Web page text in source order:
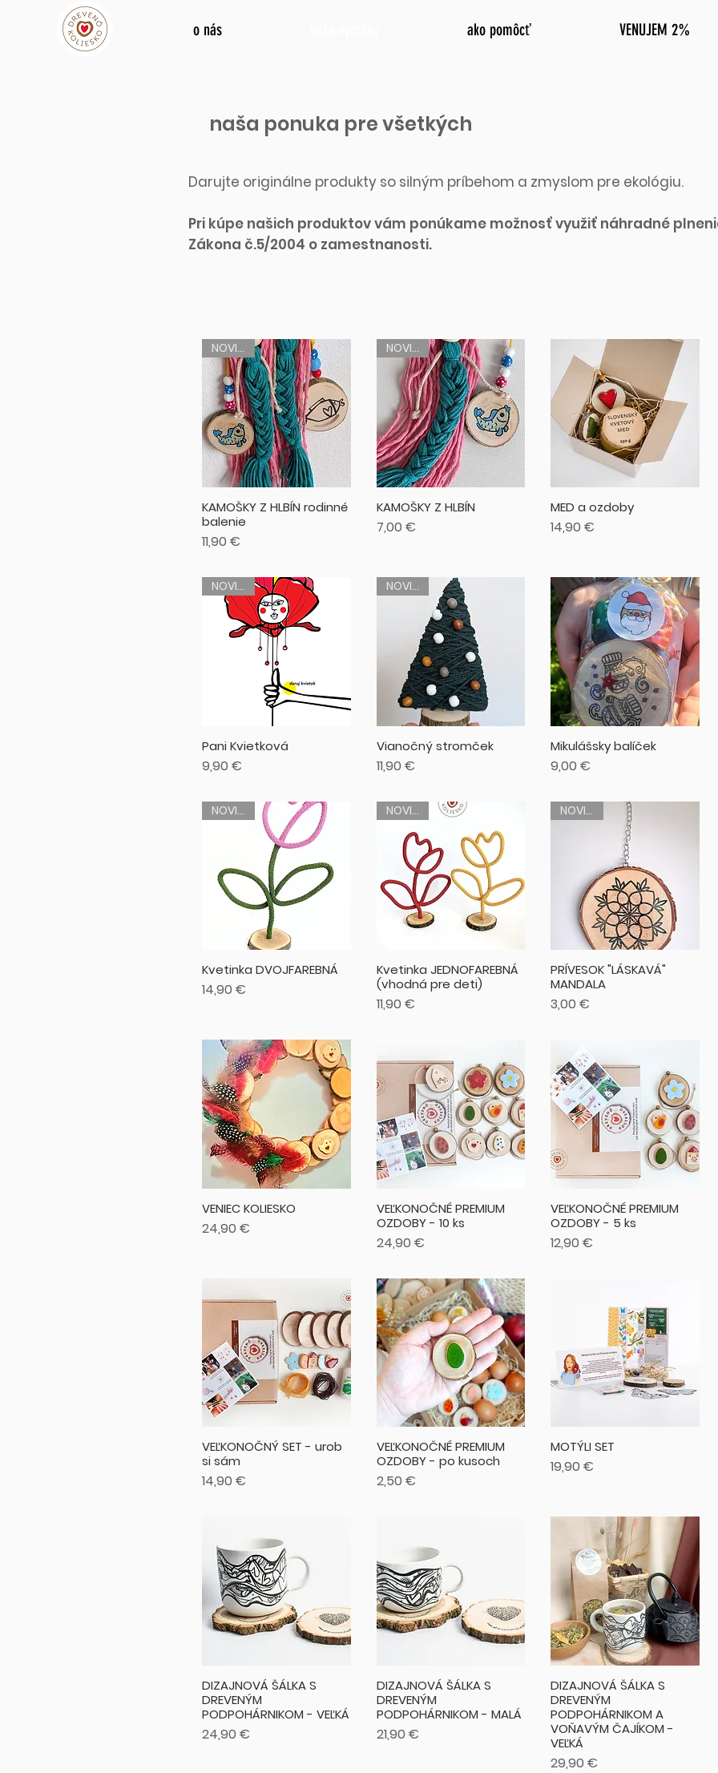
o nás ako pomôcť VENUJEM 2%
naša ponuka pre všetkých
Darujte originálne produkty so silným príbehom a zmyslom pre ekológiu.
Pri kúpe našich produktov vám ponúkame možnosť využiť náhradné
Zákona č.5/2004 o zamestnanosti.
NOVINKA
KAMOŠKY Z HLBÍN rodinné
balenie
Cena
11,90 €
NOVINKA
KAMOŠKY Z HLBÍN
Cena
7,00 €
MED a ozdoby
Cena
14,90 €
NOVINKA
Pani Kvietková
Cena
9,90 €
NOVINKA
Vianočný stromček
Cena
11,90 €
Mikulášsky balíček
Cena
9,00 €
NOVINKA
Kvetinka DVOJFAREBNÁ
Cena
14,90 €
NOVINKA
Kvetinka JEDNOFAREBNÁ
(vhodná pre deti)
Cena
11,90 €
NOVINKA
PRÍVESOK "LÁSKAVÁ"
MANDALA
Cena
3,00 €
VENIEC KOLIESKO
Cena
24,90 €
VEĽKONOČNÉ PREMIUM
OZDOBY - 10 ks
Cena
24,90 €
VEĽKONOČNÉ PREMIUM
OZDOBY - 5 ks
Cena
12,90 €
VEĽKONOČNÝ SET - urob
si sám
Cena
14,90 €
VEĽKONOČNÉ PREMIUM
OZDOBY - po kusoch
Cena
2,50 €
MOTÝLI SET
Cena
19,90 €
DIZAJNOVÁ ŠÁLKA S
DREVENÝM
PODPOHÁRNIKOM - VEĽKÁ
Cena
24,90 €
DIZAJNOVÁ ŠÁLKA S
DREVENÝM
PODPOHÁRNIKOM - MALÁ
Cena
21,90 €
DIZAJNOVÁ ŠÁLKA S
DREVENÝM
PODPOHÁRNIKOM A
VOŇAVÝM ČAJÍKOM -
VEĽKÁ
Cena
29,90 €